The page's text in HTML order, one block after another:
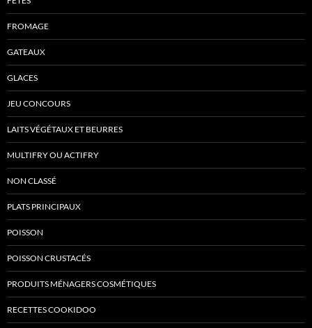
FROMAGE
GATEAUX
GLACES
JEU CONCOURS
LAITS VÉGÉTAUX ET BEURRES
MULTIFRY OU ACTIFRY
NON CLASSÉ
PLATS PRINCIPAUX
POISSON
POISSON CRUSTACÉS
PRODUITS MÉNAGERS COSMÉTIQUES
RECETTES COOKIDOO